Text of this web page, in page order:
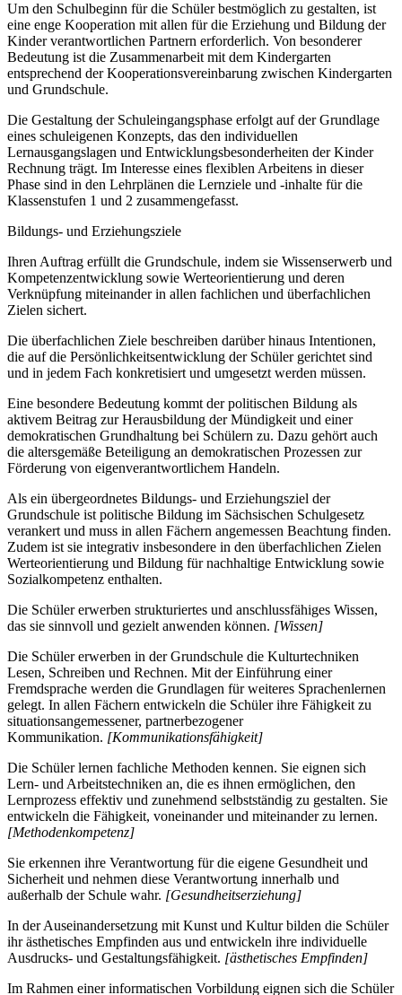
Um den Schulbeginn für die Schüler bestmöglich zu gestalten, ist
eine enge Kooperation mit allen für die Erziehung und Bildung der
Kinder verantwortlichen Partnern erforderlich. Von besonderer
Bedeutung ist die Zusammenarbeit mit dem Kindergarten
entsprechend der Kooperationsvereinbarung zwischen Kindergarten
und Grundschule.
Die Gestaltung der Schuleingangsphase erfolgt auf der Grundlage
eines schuleigenen Konzepts, das den individuellen
Lernausgangslagen und Entwicklungsbesonderheiten der Kinder
Rechnung trägt. Im Interesse eines flexiblen Arbeitens in dieser
Phase sind in den Lehrplänen die Lernziele und -inhalte für die
Klassenstufen 1 und 2 zusammengefasst.
Bildungs- und Erziehungsziele
Ihren Auftrag erfüllt die Grundschule, indem sie Wissenserwerb und
Kompetenzentwicklung sowie Werteorientierung und deren
Verknüpfung miteinander in allen fachlichen und überfachlichen
Zielen sichert.
Die überfachlichen Ziele beschreiben darüber hinaus Intentionen,
die auf die Persönlichkeitsentwicklung der Schüler gerichtet sind
und in jedem Fach konkretisiert und umgesetzt werden müssen.
Eine besondere Bedeutung kommt der politischen Bildung als
aktivem Beitrag zur Herausbildung der Mündigkeit und einer
demokratischen Grundhaltung bei Schülern zu. Dazu gehört auch
die altersgemäße Beteiligung an demokratischen Prozessen zur
Förderung von eigenverantwortlichem Handeln.
Als ein übergeordnetes Bildungs- und Erziehungsziel der
Grundschule ist politische Bildung im Sächsischen Schulgesetz
verankert und muss in allen Fächern angemessen Beachtung finden.
Zudem ist sie integrativ insbesondere in den überfachlichen Zielen
Werteorientierung und Bildung für nachhaltige Entwicklung sowie
Sozialkompetenz enthalten.
Die Schüler erwerben strukturiertes und anschlussfähiges Wissen,
das sie sinnvoll und gezielt anwenden können. [Wissen]
Die Schüler erwerben in der Grundschule die Kulturtechniken
Lesen, Schreiben und Rechnen. Mit der Einführung einer
Fremdsprache werden die Grundlagen für weiteres Sprachenlernen
gelegt. In allen Fächern entwickeln die Schüler ihre Fähigkeit zu
situationsangemessener, partnerbezogener
Kommunikation. [Kommunikationsfähigkeit]
Die Schüler lernen fachliche Methoden kennen. Sie eignen sich
Lern- und Arbeitstechniken an, die es ihnen ermöglichen, den
Lernprozess effektiv und zunehmend selbstständig zu gestalten. Sie
entwickeln die Fähigkeit, voneinander und miteinander zu lernen.
[Methodenkompetenz]
Sie erkennen ihre Verantwortung für die eigene Gesundheit und
Sicherheit und nehmen diese Verantwortung innerhalb und
außerhalb der Schule wahr. [Gesundheitserziehung]
In der Auseinandersetzung mit Kunst und Kultur bilden die Schüler
ihr ästhetisches Empfinden aus und entwickeln ihre individuelle
Ausdrucks- und Gestaltungsfähigkeit. [ästhetisches Empfinden]
Im Rahmen einer informatischen Vorbildung eignen sich die Schüler